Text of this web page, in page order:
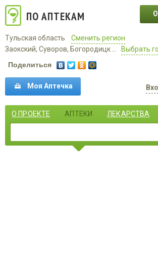
ПО АПТЕКАМ
Тульская область
Сменить регион
Заокский, Суворов, Богородицк ...
Выбрать
Поделиться
Моя Аптечка
О ПРОЕКТЕ АПТЕКИ ЛЕКАРСТВА